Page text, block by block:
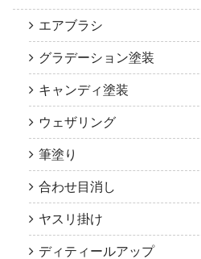
エアブラシ
グラデーション塗装
キャンディ塗装
ウェザリング
筆塗り
合わせ目消し
ヤスリ掛け
ディティールアップ